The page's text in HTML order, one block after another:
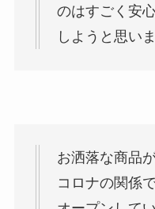
のはすごく安
しようと思い
お洒落な商品
コロナの関係